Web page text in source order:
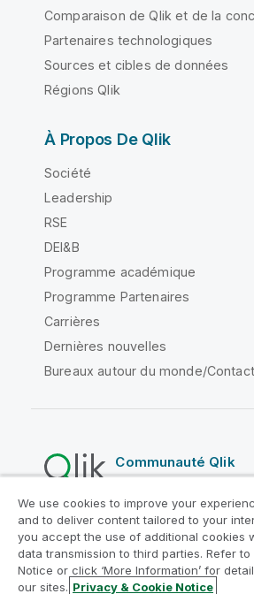
Comparaison de Qlik et de la
Partenaires technologiques
Sources et cibles de données
Régions Qlik
À Propos De Qlik
Société
Leadership
RSE
DEI&B
Programme académique
Programme Partenaires
Carrières
Dernières nouvelles
Bureaux autour du monde/Contact
Communauté Qlik
Contrats juridiques
Conditions d'utilisation des produits
Legal Policies
Conditions légales
Conditions d'utilisation
Marques
We use cookies to improve your
and to deliver content tailored to your
you accept the use of additional cookies
data transmission to third parties. Refer
Notice or click ‘More Information’ for
our sites. Privacy & Cookie Notice